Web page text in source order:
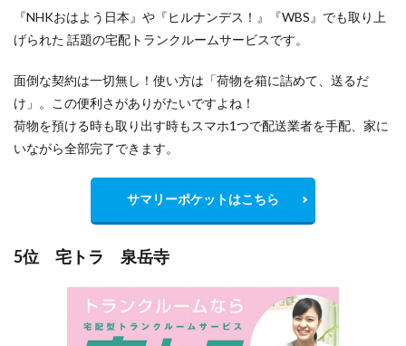
『NHKおはよう日本』や『ヒルナンデス！』『WBS』でも取り上
げられた 話題の宅配トランクルームサービスです。
面倒な契約は一切無し！使い方は「荷物を箱に詰めて、送るだ
け」。この便利さがありがたいですよね！
荷物を預ける時も取り出す時もスマホ1つで配送業者を手配、家に
いながら全部完了できます。
サマリーポケットはこちら
5位 宅トラ 泉岳寺